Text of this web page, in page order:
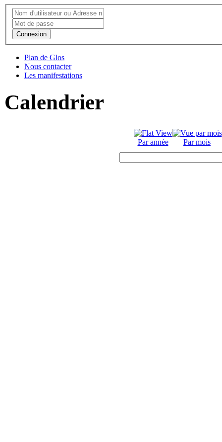
Connexion
Plan de Glos
Nous contacter
Les manifestations
Calendrier
Par année Par mois